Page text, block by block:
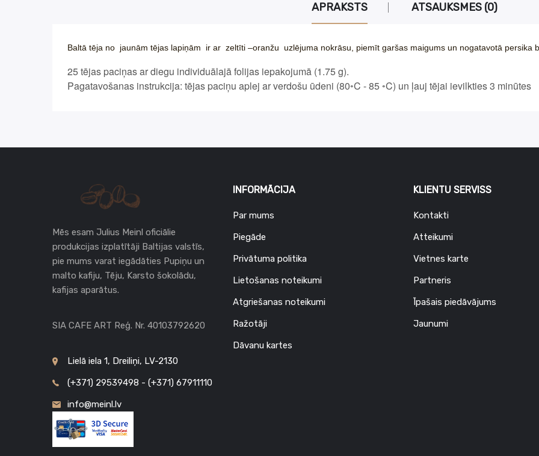
APRAKSTS ATSAUKSMES (0)
Baltā tēja no jaunām tējas lapiņām ir ar zeltīti –oranžu uzlējuma nokrāsu, piemīt garšas maigums un nogatavotā persika
25 tējas paciņas ar diegu individuālajā folijas iepakojumā (1.75 g).
Pagatavošanas instrukcija: tējas paciņu aplej ar verdošu ūdeni (80◦C - 85 ◦C) un ļauj tējai ievilkties 3 minūtes
Mēs esam Julius Meinl oficiālie
produkcijas izplatītāji Baltijas valstīs,
pie mums varat iegādāties Pupiņu un
malto kafiju, Tēju, Karsto šokolādu,
kafijas aparātus.
SIA CAFE ART Reģ. Nr. 40103792620
Lielā iela 1, Dreiliņi, LV-2130
(+371) 29539498 - (+371) 67911110
info@meinl.lv
INFORMĀCIJA
Par mums
Piegāde
Privātuma politika
Lietošanas noteikumi
Atgriešanas noteikumi
Ražotāji
Dāvanu kartes
KLIENTU SERVISS
Kontakti
Atteikumi
Vietnes karte
Partneris
Īpašais piedāvājums
Jaunumi